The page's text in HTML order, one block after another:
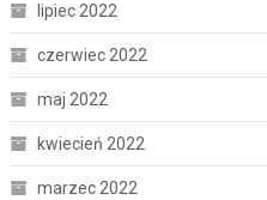
lipiec 2022
czerwiec 2022
maj 2022
kwiecień 2022
marzec 2022